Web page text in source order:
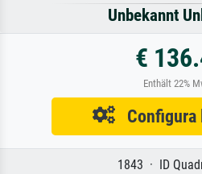
Unbekannt
€
Enthält 22%
Configura
1843 · ID